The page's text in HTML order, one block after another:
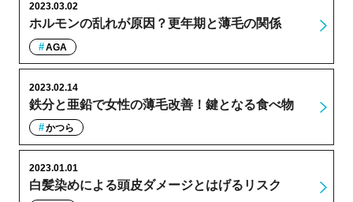
ホルモンの乱れが原因？更年期と薄毛の関係
2023.03.02
AGA
鉄分と亜鉛で女性の薄毛改善！鍵となる食べ物
2023.02.14
かつら
白髪染めによる頭皮ダメージとはげるリスク
2023.01.01